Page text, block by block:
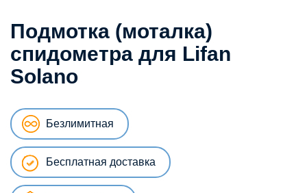
Подмотка (моталка)
спидометра для Lifan
Solano
Безлимитная
Бесплатная доставка